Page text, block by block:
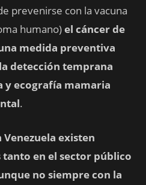
prevenirse con la vacuna
humano)el cáncer de
medida preventiva
detección temprana
y ecografía mamaria
.
Venezuela existen
en el sector público
no siempre con la